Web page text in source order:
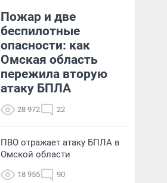
Пожар и две
беспилотные
опасности: как
Омская область
пережила вторую
атаку БПЛА
28 972 22
ПВО отражает атаку БПЛА в
Омской области
18 955 90